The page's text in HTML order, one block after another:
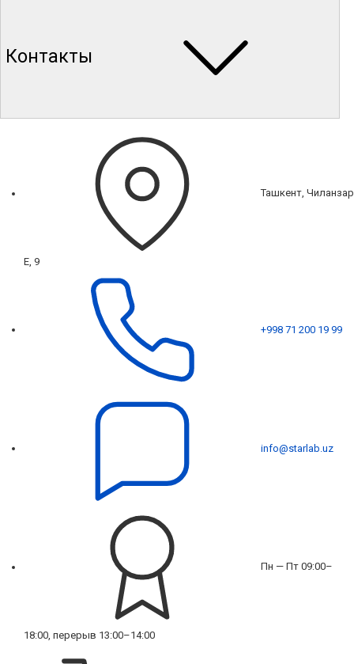
Контакты
Ташкент, Чиланзар
Е, 9
+998 71 200 19 99
info@starlab.uz
Пн — Пт 09:00–
18:00, перерыв 13:00–14:00